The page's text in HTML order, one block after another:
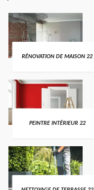
RÉNOVATION DE MAISON 22
PEINTRE INTÉRIEUR 22